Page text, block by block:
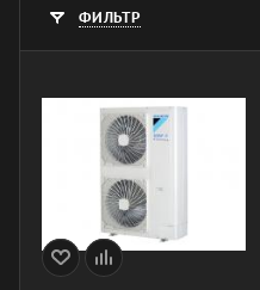
ФИЛЬТР